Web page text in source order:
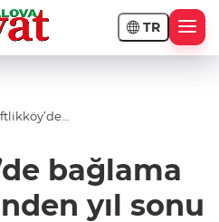
TR
sonu dinletisibağlama
yıl sonu